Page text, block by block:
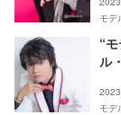
ン
モデ
“
ル
デ
モデ